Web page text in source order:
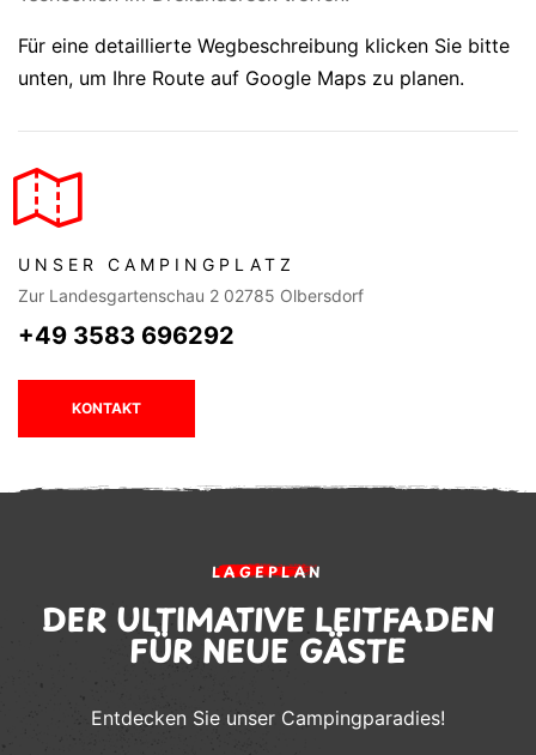
Für eine detaillierte Wegbeschreibung klicken Sie bitte
unten, um Ihre Route auf Google Maps zu planen.
UNSER CAMPINGPLATZ
Zur Landesgartenschau 2 02785 Olbersdorf
+49 3583 696292
KONTAKT
LAGEPLAN
DER ULTIMATIVE LEITFADEN
FÜR NEUE GÄSTE
Entdecken Sie unser Campingparadies!